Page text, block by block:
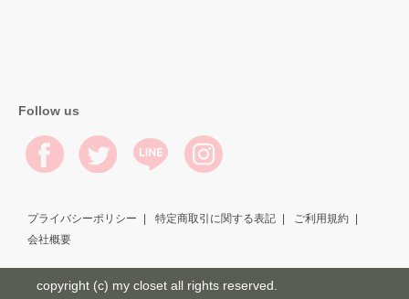
Follow us
プライバシーポリシー 特定商取引に関する表記
ご利用規約
会社概要
copyright (c) my closet all rights reserved.